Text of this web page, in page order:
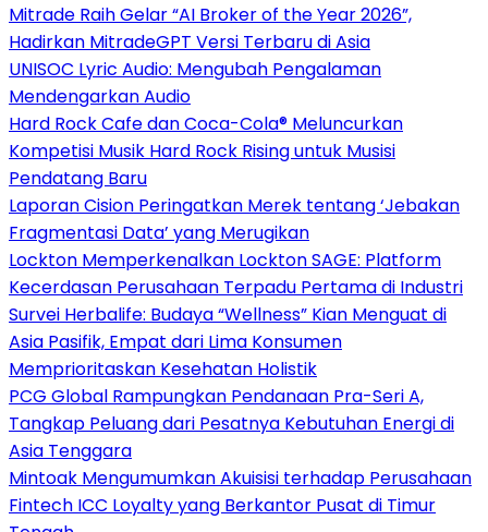
Mitrade Raih Gelar “AI Broker of the Year 2026”,
Hadirkan MitradeGPT Versi Terbaru di Asia
UNISOC Lyric Audio: Mengubah Pengalaman
Mendengarkan Audio
Hard Rock Cafe dan Coca-Cola® Meluncurkan
Kompetisi Musik Hard Rock Rising untuk Musisi
Pendatang Baru
Laporan Cision Peringatkan Merek tentang ‘Jebakan
Fragmentasi Data’ yang Merugikan
Lockton Memperkenalkan Lockton SAGE: Platform
Kecerdasan Perusahaan Terpadu Pertama di Industri
Survei Herbalife: Budaya “Wellness” Kian Menguat di
Asia Pasifik, Empat dari Lima Konsumen
Memprioritaskan Kesehatan Holistik
PCG Global Rampungkan Pendanaan Pra-Seri A,
Tangkap Peluang dari Pesatnya Kebutuhan Energi di
Asia Tenggara
Mintoak Mengumumkan Akuisisi terhadap Perusahaan
Fintech ICC Loyalty yang Berkantor Pusat di Timur